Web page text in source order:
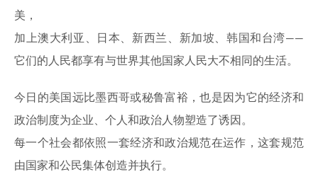
美，
加上澳大利亚、日本、新西兰、新加坡、韩国和台湾——
它们的人民都享有与世界其他国家人民大不相同的生活。
今日的美国远比墨西哥或秘鲁富裕，也是因为它的经济和
政治制度为企业、个人和政治人物塑造了诱因。
每一个社会都依照一套经济和政治规范在运作，这套规范
由国家和公民集体创造并执行。